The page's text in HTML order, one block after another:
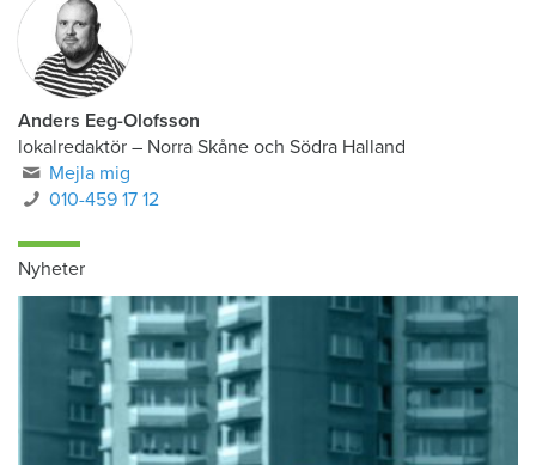
Anders Eeg-Olofsson
lokalredaktör – Norra Skåne och Södra Halland
Mejla mig
010-459 17 12
Nyheter